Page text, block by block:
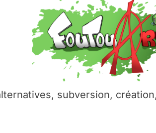
subversion,
Frisson Fripon – vernissage 21 mai
Festival – Samedi 18 juillet
– Ŝtono, un livre réalisé par Michaël
contre l’A412 à l’Établi